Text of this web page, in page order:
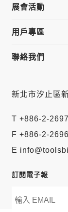
新北市汐止區
T +886-2-
F +886-2-
E
展會活動
用戶專區
聯絡我們
訂閱電子報